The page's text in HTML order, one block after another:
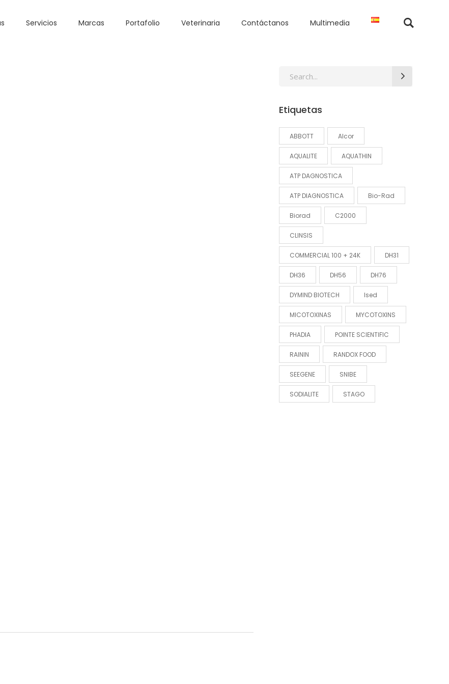
Servicios Marcas Portafolio Veterinaria Contáctanos Multimedia
Search
Etiquetas
ABBOTT Alcor
AQUALITE AQUATHIN
ATP DAGNOSTICA
ATP DIAGNOSTICA Bio-Rad
Biorad C2000
CLINSIS
COMMERCIAL 100 + 24K DH31
DH36 DH56 DH76
DYMIND BIOTECH Ised
MICOTOXINAS MYCOTOXINS
PHADIA POINTE SCIENTIFIC
RAININ RANDOX FOOD
SEEGENE SNIBE
SODIALITE STAGO